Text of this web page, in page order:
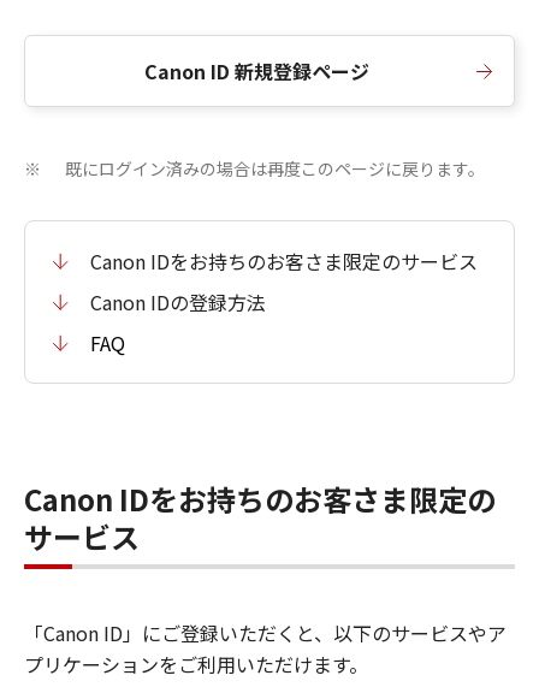
Canon ID 新規登録ページ
※ 既にログイン済みの場合は再度このページに戻ります。
Canon IDをお持ちのお客さま限定のサービス
Canon IDの登録方法
FAQ
Canon IDをお持ちのお客さま限定の
サービス
「Canon ID」にご登録いただくと、以下のサービスやア
プリケーションをご利用いただけます。